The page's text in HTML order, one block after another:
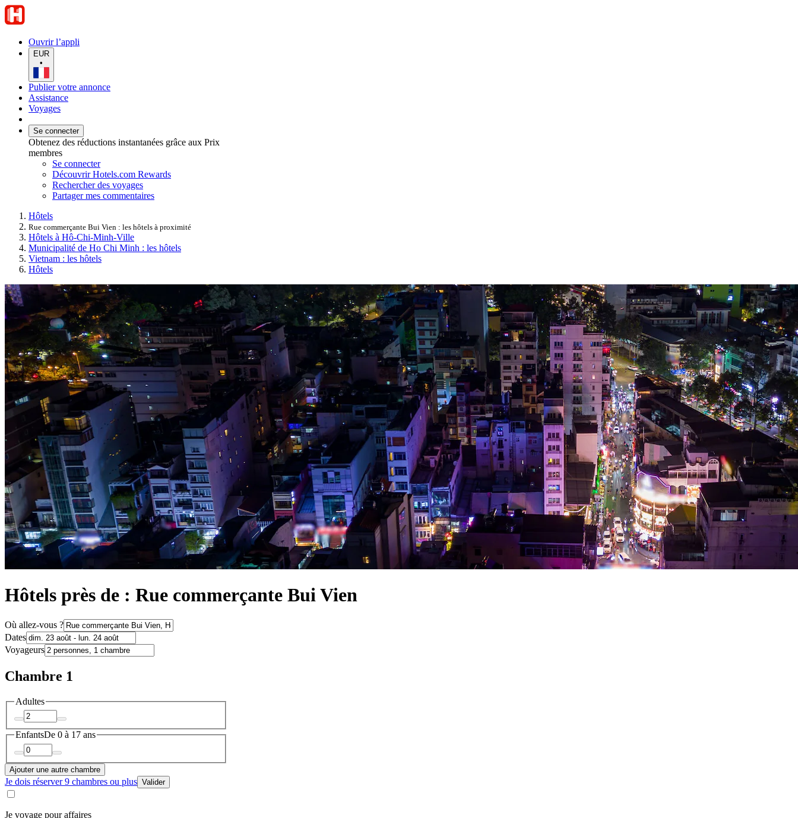
Ouvrir l’appli
EUR
•
Publier votre annonce
Assistance
Voyages
Se connecter
Obtenez des réductions instantanées grâce aux Prix
membres
Se connecter
Découvrir Hotels.com Rewards
Rechercher des voyages
Partager mes commentaires
Hôtels
Rue commerçante Bui Vien : les hôtels à proximité
Hôtels à Hô-Chi-Minh-Ville
Municipalité de Ho Chi Minh : les hôtels
Vietnam : les hôtels
Hôtels
Hôtels près de : Rue commerçante Bui Vien
Où allez-vous ?
Dates
Voyageurs
Chambre 1
Adultes
EnfantsDe 0 à 17 ans
Ajouter une autre chambre
Je dois réserver 9 chambres ou plus Valider
Je voyage pour affaires